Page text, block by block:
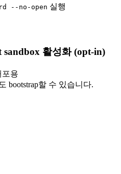
--no-open 실행
sandbox 활성화 (opt-in)
포용
도 bootstrap할 수 있습니다.